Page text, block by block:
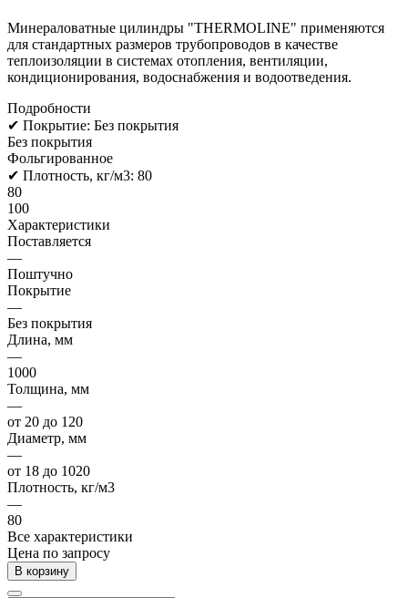
Минераловатные цилиндры "THERMOLINE" применяются
для стандартных размеров трубопроводов в качестве
теплоизоляции в системах отопления, вентиляции,
кондиционирования, водоснабжения и водоотведения.
Подробности
✔ Покрытие: Без покрытия
Без покрытия
Фольгированное
✔ Плотность, кг/м3: 80
80
100
Характеристики
Поставляется
—
Поштучно
Покрытие
—
Без покрытия
Длина, мм
—
1000
Толщина, мм
—
от 20 до 120
Диаметр, мм
—
от 18 до 1020
Плотность, кг/м3
—
80
Все характеристики
Цена по запросу
В корзину